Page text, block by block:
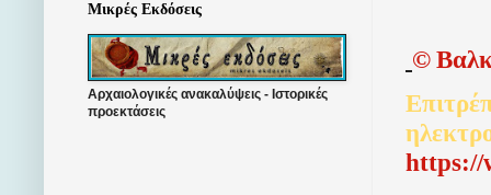
©
https://
Μικρές Εκδόσεις
Αρχαιολογικές ανακαλύψεις - Ιστορικές
προεκτάσεις